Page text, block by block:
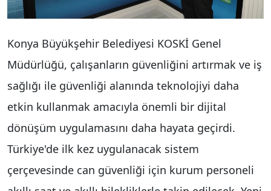
Konya Büyükşehir Belediyesi KOSKİ Genel
Müdürlüğü, çalışanların güvenliğini artırmak ve iş
sağlığı ile güvenliği alanında teknolojiyi daha
etkin kullanmak amacıyla önemli bir dijital
dönüşüm uygulamasını daha hayata geçirdi.
Türkiye'de ilk kez uygulanacak sistem
çerçevesinde can güvenliği için kurum personeli